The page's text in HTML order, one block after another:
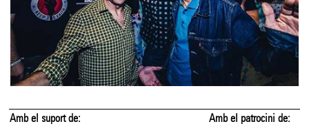
Amb el suport de: Amb el patrocini de: